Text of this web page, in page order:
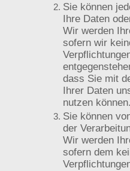
Sie können
Ihre Daten
Wir werden
sofern wir
dass Sie mit
Ihrer Daten
nutzen können.
Sie können
der
Wir werden
sofern dem